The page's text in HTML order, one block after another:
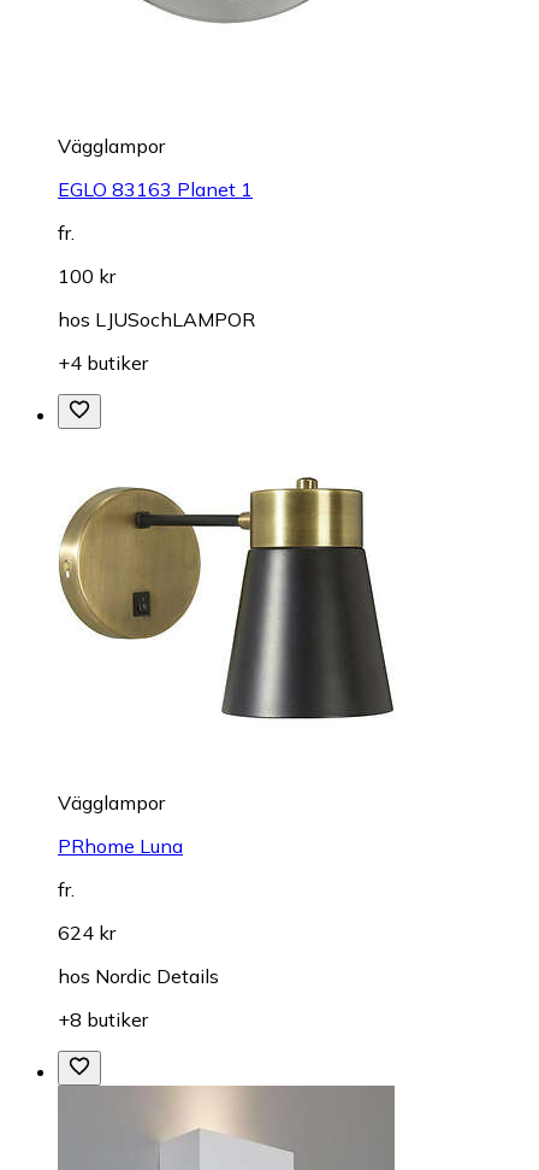
Vägglampor
EGLO 83163 Planet 1
fr.
100 kr
hos LJUSochLAMPOR
+4 butiker
Vägglampor
PRhome Luna
fr.
624 kr
hos Nordic Details
+8 butiker